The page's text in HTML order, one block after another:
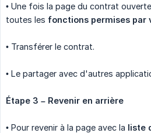
• Une fois la page du contrat
toutes les fonctions permises par
• Transférer le contrat.
• Le partager avec d'autres
Étape 3 – Revenir en arrière
• Pour revenir à la page avec la liste